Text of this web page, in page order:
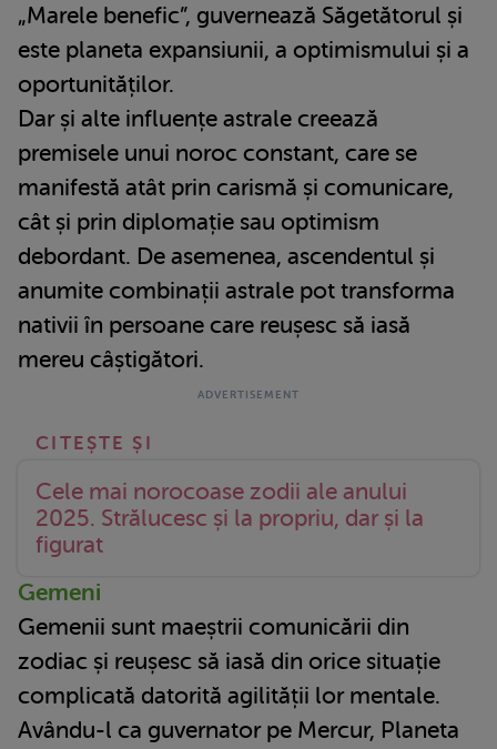
„Marele benefic”, guvernează Săgetătorul și
este planeta expansiunii, a optimismului și a
oportunităților.
Dar și alte influențe astrale creează
premisele unui noroc constant, care se
manifestă atât prin carismă și comunicare,
cât și prin diplomație sau optimism
debordant. De asemenea, ascendentul și
anumite combinații astrale pot transforma
nativii în persoane care reușesc să iasă
mereu câștigători.
Cele mai norocoase zodii ale anului
2025. Strălucesc și la propriu, dar și la
figurat
Gemeni
Gemenii sunt maeștrii comunicării din
zodiac și reușesc să iasă din orice situație
complicată datorită agilității lor mentale.
Avându-l ca guvernator pe Mercur, Planeta